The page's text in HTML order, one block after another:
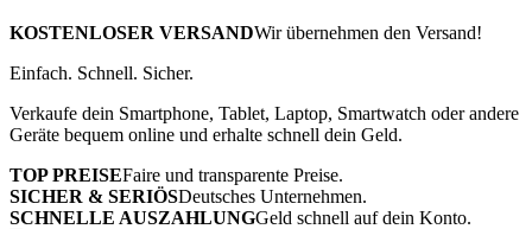
KOSTENLOSER VERSANDWir übernehmen den Versand!
Einfach. Schnell. Sicher.
Verkaufe dein Smartphone, Tablet, Laptop, Smartwatch oder andere
Geräte bequem online und erhalte schnell dein Geld.
TOP PREISEFaire und transparente Preise.
SICHER & SERIÖSDeutsches Unternehmen.
SCHNELLE AUSZAHLUNGGeld schnell auf dein Konto.